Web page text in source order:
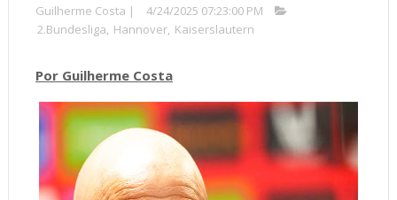
Guilherme Costa |
4/24/2025 07:23:00 PM
2.Bundesliga, Hannover, Kaiserslautern
Por Guilherme Costa